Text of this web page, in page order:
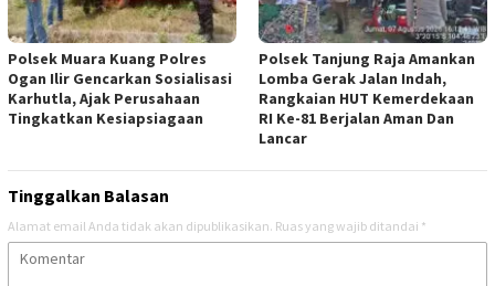
Polsek Muara Kuang Polres
Ogan Ilir Gencarkan Sosialisasi
Karhutla, Ajak Perusahaan
Tingkatkan Kesiapsiagaan
Polsek Tanjung Raja Amankan
Lomba Gerak Jalan Indah,
Rangkaian HUT Kemerdekaan
RI Ke-81 Berjalan Aman Dan
Lancar
Tinggalkan Balasan
Alamat email Anda tidak akan dipublikasikan. Ruas yang wajib ditandai *